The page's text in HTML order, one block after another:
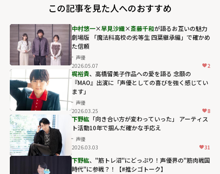
この記事を見た人へのおすすめ
中村悠一×早見沙織×斎藤千和が語るお互いの魅力
劇場版 「魔法科高校の劣等生 四葉継承編」で確かめ
た信頼
声優
2026.05.07
2
梶裕貴、高橋留美子作品への愛を語る 念願の
『MAO』出演に「声優としての喜びを強く感じてい
ます」
声優
2026.03.25
8
下野紘 「向き合い方が変わっていった」 アーティス
ト活動10年で掴んだ確かな手応え
声優
2026.03.03
31
下野紘、"筋トレ沼"にどっぷり！声優界の"筋肉戦国
時代"に参戦？！【#推シゴトーク】